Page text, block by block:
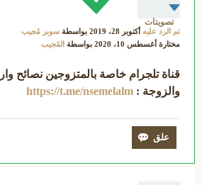
تصويتات
تم الرد عليه أكتوبر 28، 2019 بواسطة سوبر مُجيب
مختارة أغسطس 10، 2020 بواسطة المُجيب
قناة تلجرام خاصة بالمتزوجين نصائح
والزوجة : https://t.me/nsemelalm